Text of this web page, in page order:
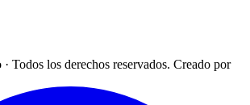
Todos los derechos reservados. Creado por